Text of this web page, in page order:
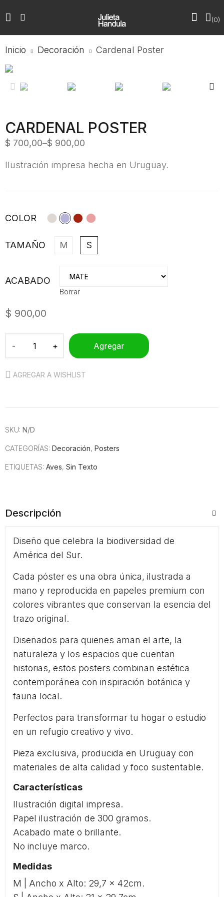
0
Inicio Decoración Cardenal Poster
CARDENAL POSTER
$ 700,00–$ 900,00
Ilustración impresa hecha en Uruguay.
COLOR
TAMAÑO M S
ACABADO
Borrar
$ 900,00
Agregar
AGREGAR A WISHLIST
SKU: N/D
CATEGORÍAS: Decoración, Posters
ETIQUETAS: Aves, Sin Texto
Descripción
Diseño que celebra la biodiversidad de
América del Sur.
Cada póster es una obra única, ilustrada a
mano y reproducida en papeles premium con
colores vibrantes que conservan la esencia del
trazo original.
Diseñados para quienes aman el arte, la
naturaleza y los espacios que cuentan
historias, estos posters combinan estética
contemporánea con inspiración botánica y
fauna local.
Perfectos para transformar tu hogar o estudio
en un refugio creativo y vivo.
Pieza exclusiva, producida en Uruguay con
materiales de alta calidad y foco sustentable.
Características
Ilustración digital impresa.
Papel ilustración de 300 gramos.
Acabado mate o brillante.
No incluye marco.
Medidas
M | Ancho x Alto: 29,7 x 42cm.